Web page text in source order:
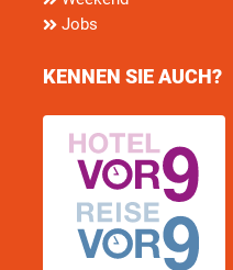
Jobs
KENNEN SIE AUCH?